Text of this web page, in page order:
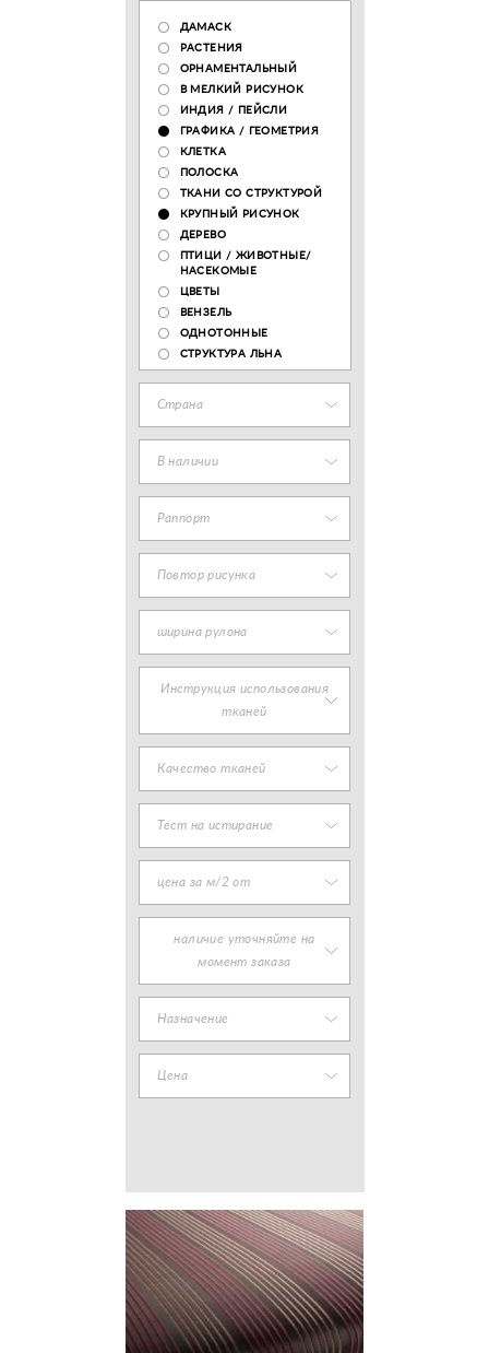
ДАМАСК
РАСТЕНИЯ
ОРНАМЕНТАЛЬНЫЙ
В МЕЛКИЙ РИСУНОК
ИНДИЯ / ПЕЙСЛИ
ГРАФИКА / ГЕОМЕТРИЯ
КЛЕТКА
ПОЛОСКА
ТКАНИ СО СТРУКТУРОЙ
КРУПНЫЙ РИСУНОК
ДЕРЕВО
ПТИЦИ / ЖИВОТНЫЕ/
НАСЕКОМЫЕ
ЦВЕТЫ
ВЕНЗЕЛЬ
ОДНОТОННЫЕ
СТРУКТУРА ЛЬНА
Страна
В наличии
Раппорт
Повтор рисунка
ширина рулона
Инструкция использования
тканей
Качество тканей
Тест на истирание
цена за м/2 от
наличие уточняйте на
момент заказа
Назначение
Цена